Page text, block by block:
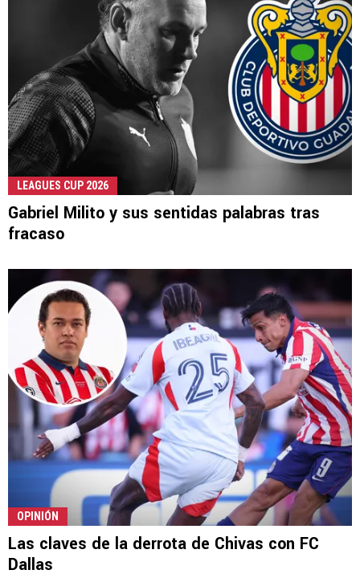
LEAGUES CUP 2026
Gabriel Milito y sus sentidas palabras tras
fracaso
OPINIÓN
Las claves de la derrota de Chivas con FC
Dallas